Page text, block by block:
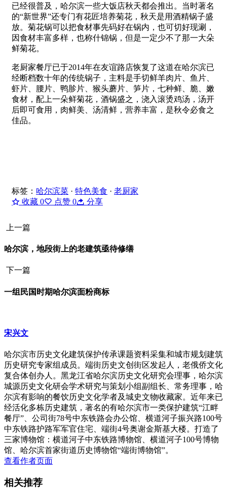
已经很普及，哈尔滨一些大饭店秋天都会推出。当时著名
的“新世界”还专门有花匠培养菊花，秋天是用酒精锅子盛
放。菊花锅可以把食材事先码好在锅内，也可切好现涮，
因食材丰富多样，也称什锦锅，但是一定少不了那一大朵
鲜菊花。
老厨家餐厅已于2014年在友谊路店恢复了这道在哈尔滨已
经断档数十年的传统锅子，主料是手切鲜羊肉片、鱼片、
虾片、腰片、鸭胗片、猴头蘑片、笋片，七种鲜、脆、嫩
食材，配上一朵鲜菊花，酒锅盛之，浇入滚烫鸡汤，汤开
后即可食用，肉鲜美、汤清鲜，营养丰富，是秋令必食之
佳品。
标签： 哈尔滨菜 · 特色美食 · 老厨家
收藏 0 点赞 0 分享
上一篇
哈尔滨，地段街上的老建筑亟待修缮
下一篇
一组民国时期哈尔滨面粉商标
宋兴文
哈尔滨市历史文化建筑保护传承课题资料采集和城市规划建筑
历史研究专家组成员。端街历史文创街区发起人，老俄侨文化
复合体创办人。黑龙江省哈尔滨历史文化研究会理事，哈尔滨
城源历史文化研会学术研究与策划小组副组长、常务理事，哈
尔滨有影响的餐饮历史文化学者及城史文物收藏家。近年来已
经活化多栋历史建筑，著名的有哈尔滨市一类保护建筑“江畔
餐厅”、公司街78号中东铁路会办公馆、横道河子振兴路100号
中东铁路护路军军官住宅、端街4号奥谢金斯基大楼。打造了
三家博物馆：横道河子中东铁路博物馆、横道河子100号博物
馆、哈尔滨首家街道历史博物馆“端街博物馆”。
查看作者页面
相关推荐